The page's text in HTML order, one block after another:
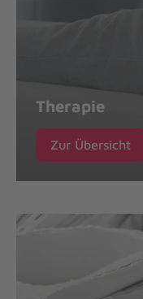
Therapie
Zur Übersicht